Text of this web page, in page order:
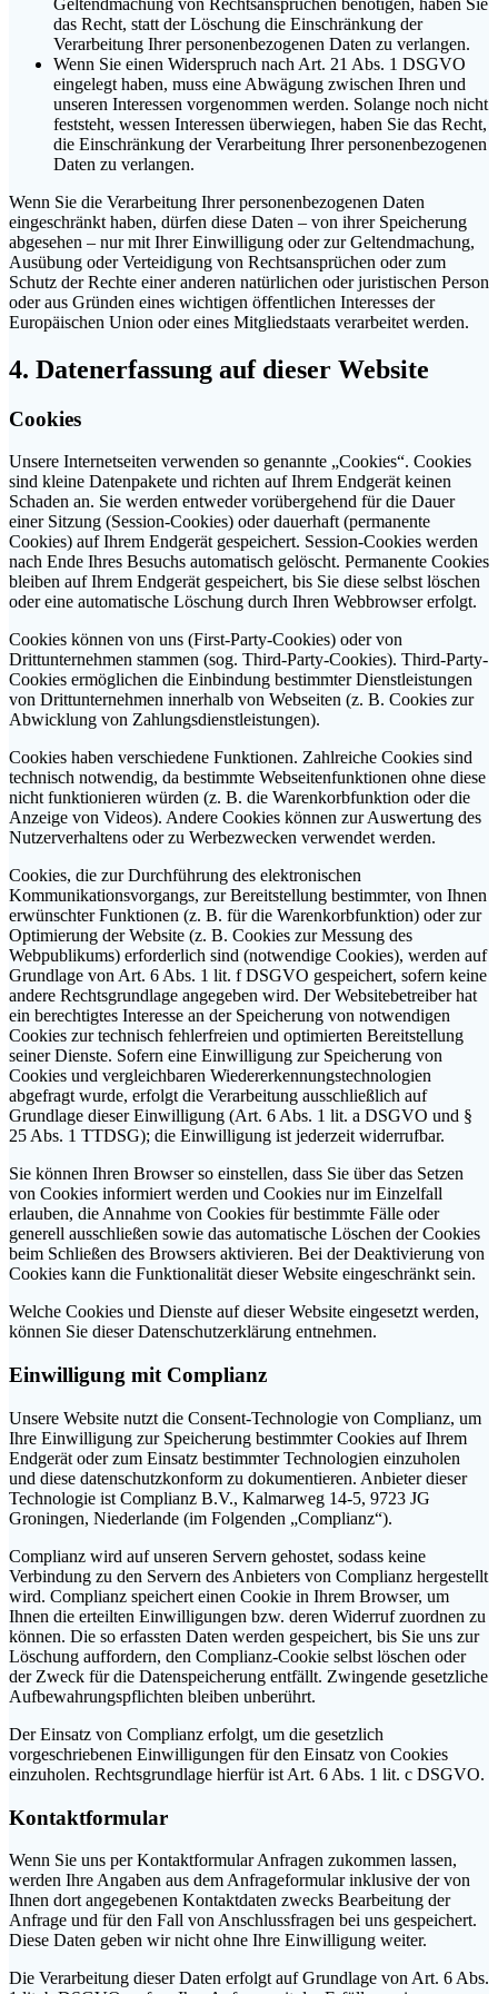
Geltendmachung von Rechtsansprüchen benötigen, haben Sie
das Recht, statt der Löschung die Einschränkung der
Verarbeitung Ihrer personenbezogenen Daten zu verlangen.
Wenn Sie einen Widerspruch nach Art. 21 Abs. 1 DSGVO
eingelegt haben, muss eine Abwägung zwischen Ihren und
unseren Interessen vorgenommen werden. Solange noch nicht
feststeht, wessen Interessen überwiegen, haben Sie das Recht,
die Einschränkung der Verarbeitung Ihrer personenbezogenen
Daten zu verlangen.
Wenn Sie die Verarbeitung Ihrer personenbezogenen Daten
eingeschränkt haben, dürfen diese Daten – von ihrer Speicherung
abgesehen – nur mit Ihrer Einwilligung oder zur Geltendmachung,
Ausübung oder Verteidigung von Rechtsansprüchen oder zum
Schutz der Rechte einer anderen natürlichen oder juristischen Person
oder aus Gründen eines wichtigen öffentlichen Interesses der
Europäischen Union oder eines Mitgliedstaats verarbeitet werden.
4. Datenerfassung auf dieser Website
Cookies
Unsere Internetseiten verwenden so genannte „Cookies“. Cookies
sind kleine Datenpakete und richten auf Ihrem Endgerät keinen
Schaden an. Sie werden entweder vorübergehend für die Dauer
einer Sitzung (Session-Cookies) oder dauerhaft (permanente
Cookies) auf Ihrem Endgerät gespeichert. Session-Cookies werden
nach Ende Ihres Besuchs automatisch gelöscht. Permanente Cookies
bleiben auf Ihrem Endgerät gespeichert, bis Sie diese selbst löschen
oder eine automatische Löschung durch Ihren Webbrowser erfolgt.
Cookies können von uns (First-Party-Cookies) oder von
Drittunternehmen stammen (sog. Third-Party-Cookies). Third-Party-
Cookies ermöglichen die Einbindung bestimmter Dienstleistungen
von Drittunternehmen innerhalb von Webseiten (z. B. Cookies zur
Abwicklung von Zahlungsdienstleistungen).
Cookies haben verschiedene Funktionen. Zahlreiche Cookies sind
technisch notwendig, da bestimmte Webseitenfunktionen ohne diese
nicht funktionieren würden (z. B. die Warenkorbfunktion oder die
Anzeige von Videos). Andere Cookies können zur Auswertung des
Nutzerverhaltens oder zu Werbezwecken verwendet werden.
Cookies, die zur Durchführung des elektronischen
Kommunikationsvorgangs, zur Bereitstellung bestimmter, von Ihnen
erwünschter Funktionen (z. B. für die Warenkorbfunktion) oder zur
Optimierung der Website (z. B. Cookies zur Messung des
Webpublikums) erforderlich sind (notwendige Cookies), werden auf
Grundlage von Art. 6 Abs. 1 lit. f DSGVO gespeichert, sofern keine
andere Rechtsgrundlage angegeben wird. Der Websitebetreiber hat
ein berechtigtes Interesse an der Speicherung von notwendigen
Cookies zur technisch fehlerfreien und optimierten Bereitstellung
seiner Dienste. Sofern eine Einwilligung zur Speicherung von
Cookies und vergleichbaren Wiedererkennungstechnologien
abgefragt wurde, erfolgt die Verarbeitung ausschließlich auf
Grundlage dieser Einwilligung (Art. 6 Abs. 1 lit. a DSGVO und §
25 Abs. 1 TTDSG); die Einwilligung ist jederzeit widerrufbar.
Sie können Ihren Browser so einstellen, dass Sie über das Setzen
von Cookies informiert werden und Cookies nur im Einzelfall
erlauben, die Annahme von Cookies für bestimmte Fälle oder
generell ausschließen sowie das automatische Löschen der Cookies
beim Schließen des Browsers aktivieren. Bei der Deaktivierung von
Cookies kann die Funktionalität dieser Website eingeschränkt sein.
Welche Cookies und Dienste auf dieser Website eingesetzt werden,
können Sie dieser Datenschutzerklärung entnehmen.
Einwilligung mit Complianz
Unsere Website nutzt die Consent-Technologie von Complianz, um
Ihre Einwilligung zur Speicherung bestimmter Cookies auf Ihrem
Endgerät oder zum Einsatz bestimmter Technologien einzuholen
und diese datenschutzkonform zu dokumentieren. Anbieter dieser
Technologie ist Complianz B.V., Kalmarweg 14-5, 9723 JG
Groningen, Niederlande (im Folgenden „Complianz“).
Complianz wird auf unseren Servern gehostet, sodass keine
Verbindung zu den Servern des Anbieters von Complianz hergestellt
wird. Complianz speichert einen Cookie in Ihrem Browser, um
Ihnen die erteilten Einwilligungen bzw. deren Widerruf zuordnen zu
können. Die so erfassten Daten werden gespeichert, bis Sie uns zur
Löschung auffordern, den Complianz-Cookie selbst löschen oder
der Zweck für die Datenspeicherung entfällt. Zwingende gesetzliche
Aufbewahrungspflichten bleiben unberührt.
Der Einsatz von Complianz erfolgt, um die gesetzlich
vorgeschriebenen Einwilligungen für den Einsatz von Cookies
einzuholen. Rechtsgrundlage hierfür ist Art. 6 Abs. 1 lit. c DSGVO.
Kontaktformular
Wenn Sie uns per Kontaktformular Anfragen zukommen lassen,
werden Ihre Angaben aus dem Anfrageformular inklusive der von
Ihnen dort angegebenen Kontaktdaten zwecks Bearbeitung der
Anfrage und für den Fall von Anschlussfragen bei uns gespeichert.
Diese Daten geben wir nicht ohne Ihre Einwilligung weiter.
Die Verarbeitung dieser Daten erfolgt auf Grundlage von Art. 6 Abs.